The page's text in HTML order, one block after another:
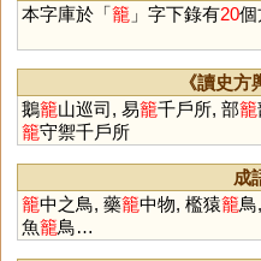
本字庫於「籠 」字下錄有20個
《讀史
鵝籠山巡司, 易籠千戶所, 部籠
籠守禦千戶所
成
籠中之鳥, 藥籠中物, 檻猿籠鳥,
魚籠鳥…